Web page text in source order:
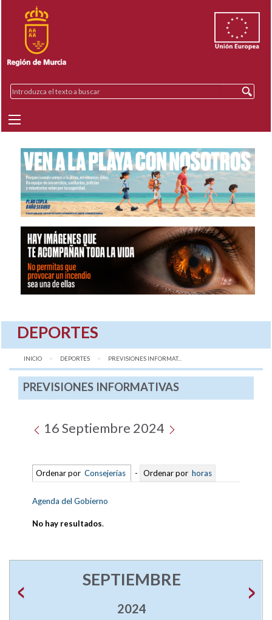
DEPORTES
INICIO DEPORTES AQUÍ:
PREVISIONES INFORMAT...
PREVISIONES INFORMATIVAS
16 Septiembre 2024
Ordenar por Consejerías - Ordenar por horas
Agenda del Gobierno
No hay resultados.
SEPTIEMBRE
2024